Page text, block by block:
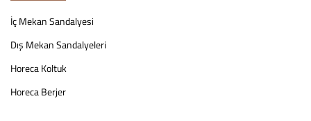
İç Mekan Sandalyesi
Dış Mekan Sandalyeleri
Horeca Koltuk
Horeca Berjer